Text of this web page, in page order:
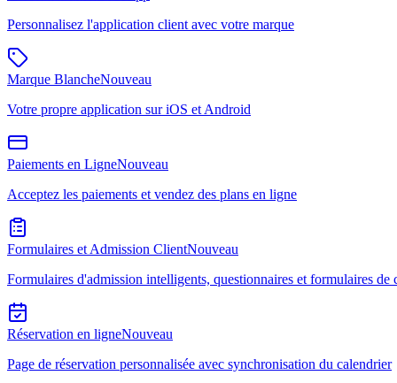
Personnalisez l'application client avec votre marque
Marque BlancheNouveau
Votre propre application sur iOS et Android
Paiements en LigneNouveau
Acceptez les paiements et vendez des plans en ligne
Formulaires et Admission ClientNouveau
Formulaires d'admission intelligents, questionnaires et formulaires de
Réservation en ligneNouveau
Page de réservation personnalisée avec synchronisation du calendrier